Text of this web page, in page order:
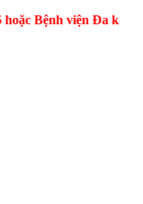
viện Đa khoa